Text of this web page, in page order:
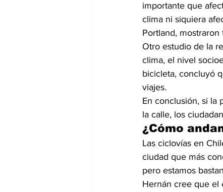
importante que
clima ni siquiera
Portland,
Otro estudio de la
clima, el nivel
bicicleta, concluyó
viajes.
En conclusión, si la
la calle, los
¿Cómo
Las ciclovías en
ciudad que más
pero estamos
Hernán cree que el